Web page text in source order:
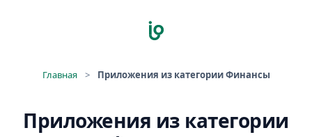
Главная > Приложения из категории Финансы
Приложения из категории